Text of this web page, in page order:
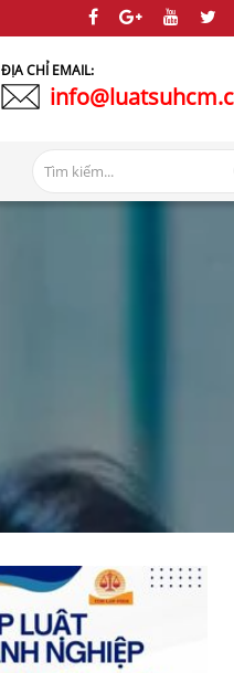
ĐỊA CHỈ EMAIL: